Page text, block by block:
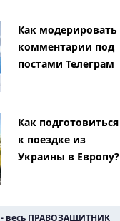
Как модерировать
комментарии под
постами Телеграм
Как подготовиться
к поездке из
Украины в Европу?
- весь ПРАВОЗАЩИТНИК